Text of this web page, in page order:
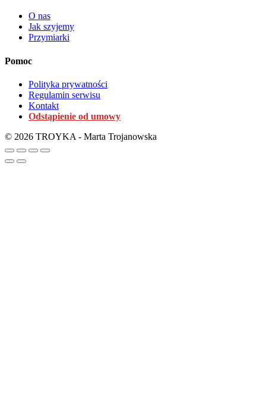
O nas
Jak szyjemy
Przymiarki
Pomoc
Polityka prywatności
Regulamin serwisu
Kontakt
Odstąpienie od umowy
© 2026 TROYKA - Marta Trojanowska